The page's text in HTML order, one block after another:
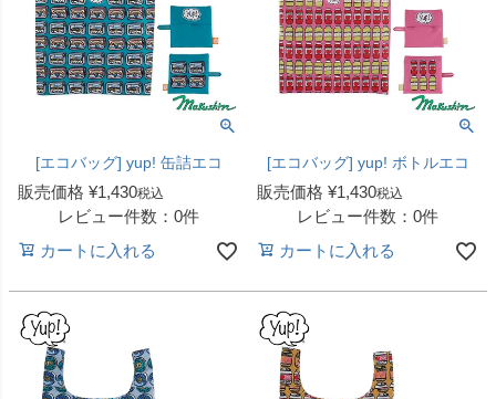
[エコバッグ] yup! 缶詰エコ
販売価格 ¥1,430税込
レビュー件数：0件
カートに入れる
[エコバッグ] yup! ボトルエコ
販売価格 ¥1,430税込
レビュー件数：0件
カートに入れる